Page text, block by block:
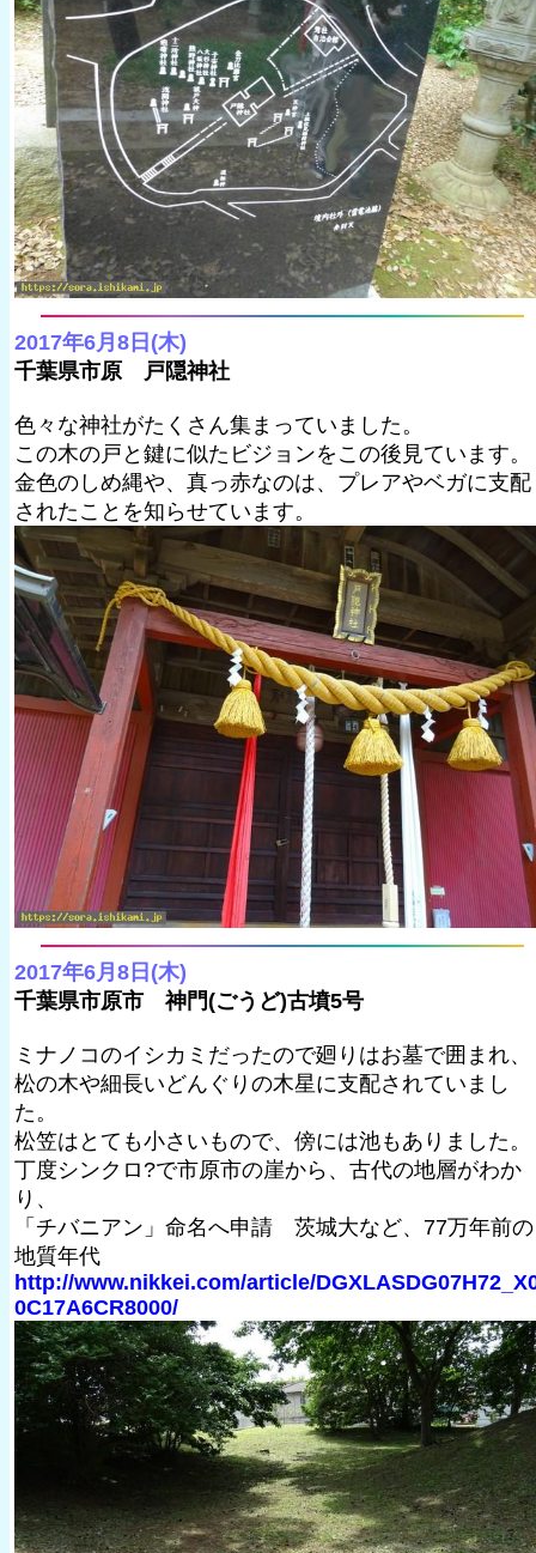
2017年6月8日(木)
千葉県市原 戸隠神社
色々な神社がたくさん集まっていました。
この木の戸と鍵に似たビジョンをこの後見ています。
金色のしめ縄や、真っ赤なのは、プレアやベガに支配
されたことを知らせています。
2017年6月8日(木)
千葉県市原市 神門(ごうど)古墳5号
ミナノコのイシカミだったので廻りはお墓で囲まれ、
松の木や細長いどんぐりの木星に支配されていまし
た。
松笠はとても小さいもので、傍には池もありました。
丁度シンクロ?で市原市の崖から、古代の地層がわか
り、
「チバニアン」命名へ申請 茨城大など、77万年前の
地質年代
http://www.nikkei.com/article/
0C17A6CR8000/